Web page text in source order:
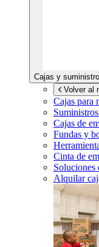
Cajas y
Volver al
Cajas para
Cajas de
Fundas y
Cinta de
Soluciones
Alquilar